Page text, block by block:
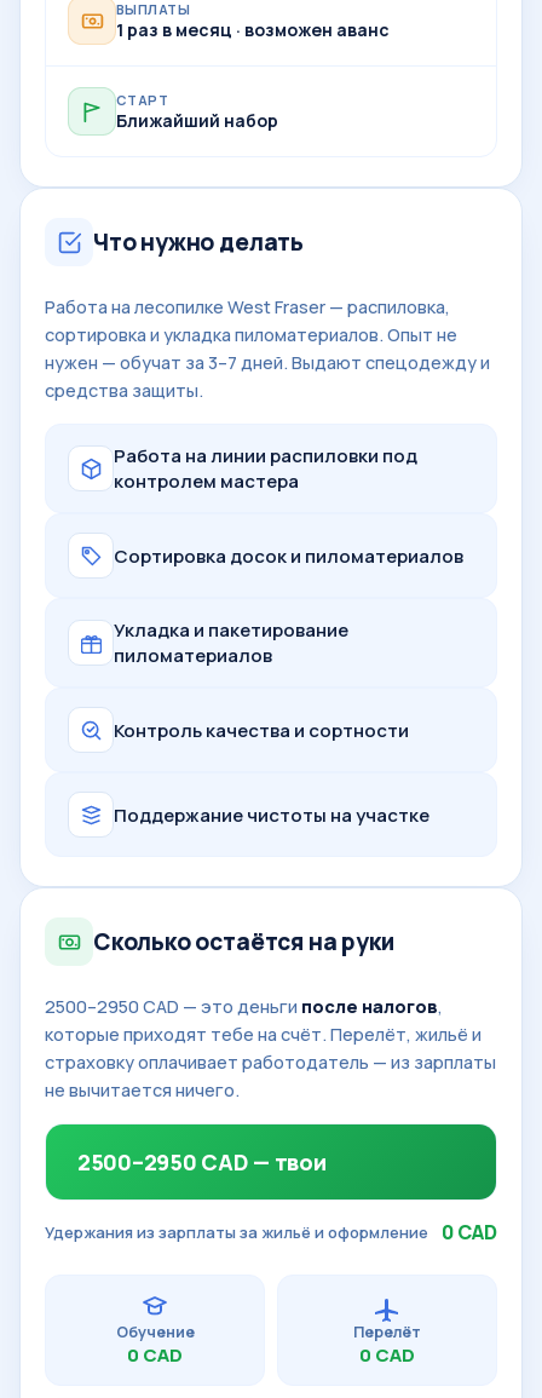
ВЫПЛАТЫ
1 раз в месяц · возможен аванс
СТАРТ
Ближайший набор
Что нужно делать
Работа на лесопилке West Fraser — распиловка,
сортировка и укладка пиломатериалов. Опыт не
нужен — обучат за 3–7 дней. Выдают спецодежду и
средства защиты.
Работа на линии распиловки под
контролем мастера
Сортировка досок и пиломатериалов
Укладка и пакетирование
пиломатериалов
Контроль качества и сортности
Поддержание чистоты на участке
Сколько остаётся на руки
2500–2950 CAD — это деньги после налогов,
которые приходят тебе на счёт. Перелёт, жильё и
страховку оплачивает работодатель — из зарплаты
не вычитается ничего.
2500–2950 CAD — твои
Удержания из зарплаты за жильё и оформление 0 CAD
Обучение
0 CAD
Перелёт
0 CAD